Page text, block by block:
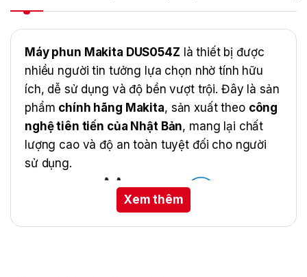
Máy phun Makita DUS054Z là thiết bị được
nhiều người tin tưởng lựa chọn nhờ tính hữu
ích, dễ sử dụng và độ bền vượt trội. Đây là sản
phẩm chính hãng Makita, sản xuất theo công
nghệ tiên tiến của Nhật Bản, mang lại chất
lượng cao và độ an toàn tuyệt đối cho người
sử dụng.
Xem thêm